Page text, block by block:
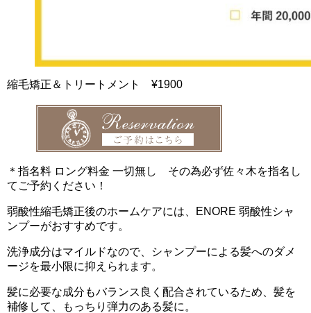
縮毛矯正＆トリートメント ¥1900
＊指名料 ロング料金 一切無し その為必ず佐々木を指名し
てご予約ください！
弱酸性縮毛矯正後のホームケアには、ENORE 弱酸性シャ
ンプーがおすすめです。
洗浄成分はマイルドなので、シャンプーによる髪へのダメ
ージを最小限に抑えられます。
髪に必要な成分もバランス良く配合されているため、髪を
補修して、もっちり弾力のある髪に。